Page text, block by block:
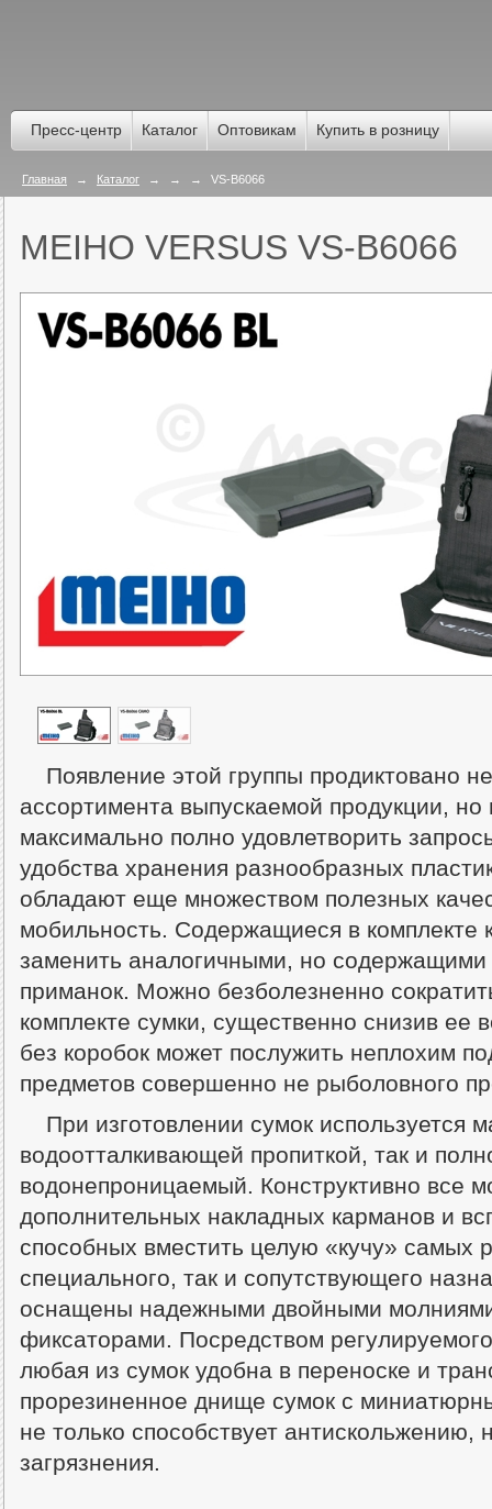
Пресс-центр Каталог Оптовикам Купить в розницу
Главная → Каталог → → → VS-B6066
MEIHO VERSUS VS-B6066
Появление этой группы продиктовано
ассортимента выпускаемой продукции,
максимально полно удовлетворить
удобства хранения разнообразных
обладают еще множеством полезных
мобильность. Содержащиеся в комплекте
заменить аналогичными, но
приманок. Можно безболезненно
комплекте сумки, существенно снизив ее
без коробок может послужить неплохим
предметов совершенно не рыболовного
При изготовлении сумок используется
водоотталкивающей пропиткой, так и
водонепроницаемый. Конструктивно все
дополнительных накладных карманов и
способных вместить целую «кучу» самых
специального, так и сопутствующего
оснащены надежными двойными
фиксаторами. Посредством
любая из сумок удобна в переноске и
прорезиненное днище сумок с
не только способствует антискольжению,
загрязнения.